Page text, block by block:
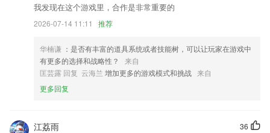
以上就是天博app的介绍，如果您喜欢这款软件，您可以到应用商店进行
打分评论，说出您的使用经历，以帮助我们更好的对产品进行优化修改。
联系我们
以上就是快3的介绍，如果您喜欢这款软件，您可以到应用商店进行打分
评论，说出您的使用经历，以帮助我们更好的对产品进行优化修改。
我发现在这个游戏里，合作是非常重要的
2026-07-14 11:11 推荐
华楠谦 ：是否有丰富的道具系统或者技能树，可以让玩家在游戏中
有更多的选择和战略性？
来自
匡芸露 回复 云海兰 增加更多的游戏模式和挑战 来自
更多回复
36
江荔雨